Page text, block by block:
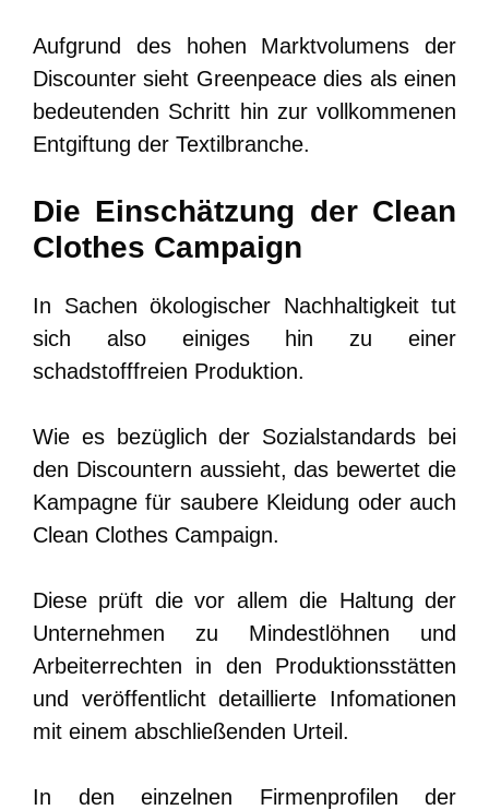
Aufgrund des hohen Marktvolumens der
Discounter sieht Greenpeace dies als einen
bedeutenden Schritt hin zur vollkommenen
Entgiftung der Textilbranche.
Die Einschätzung der Clean
Clothes Campaign
In Sachen ökologischer Nachhaltigkeit tut
sich also einiges hin zu einer
schadstofffreien Produktion.
Wie es bezüglich der Sozialstandards bei
den Discountern aussieht, das bewertet die
Kampagne für saubere Kleidung oder auch
Clean Clothes Campaign.
Diese prüft die vor allem die Haltung der
Unternehmen zu Mindestlöhnen und
Arbeiterrechten in den Produktionsstätten
und veröffentlicht detaillierte Infomationen
mit einem abschließenden Urteil.
In den einzelnen Firmenprofilen der